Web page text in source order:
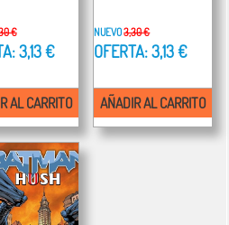
€
3,13 €
AL CARRITO
NUEVO3,30 €
OFERTA: 3,13 €
AÑADIR AL CARRITO